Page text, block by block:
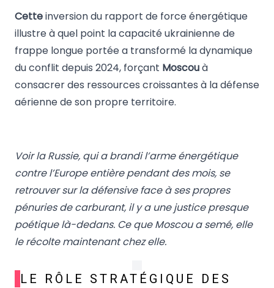
Cetteinversion du rapport de force énergétique
illustre à quel point la capacité ukrainienne de
frappe longue portée a transformé la dynamique
du conflit depuis 2024, forçant Moscouà
consacrer des ressources croissantes à la défense
aérienne de son propre territoire.
Voir la Russie, qui a brandi l’arme énergétique
contre l’Europe entière pendant des mois, se
retrouver sur la défensive face à ses propres
pénuries de carburant, il y a une justice presque
poétique là-dedans. Ce que Moscou a semé, elle
le récolte maintenant chez elle.
LE RÔLE STRATÉGIQUE DES